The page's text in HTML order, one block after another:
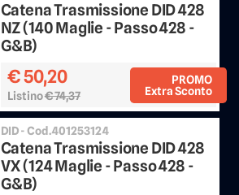
Catena Trasmissione DID 428
NZ (140 Maglie - Passo 428 -
G&B)
PROMO
Extra Sconto
€ 50,20
Listino€ 74,37 Sconto 25%
DID - Cod.401253124
Catena Trasmissione DID 428
VX (124 Maglie - Passo 428 -
G&B)